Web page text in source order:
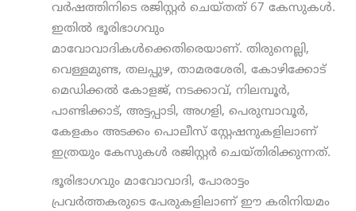
വര്‍ഷത്തിനിടെ രജിസ്റ്റര്‍ ചെയ്തത് 67 കേസുകള്‍.
ഇതില്‍ ഭൂരിഭാഗവും
മാവോവാദികള്‍ക്കെതിരെയാണ്. തിരുനെല്ലി,
വെള്ളമുണ്ട, തലപ്പുഴ, താമരശേരി, കോഴിക്കോട്
മെഡിക്കല്‍ കോളജ്, നടക്കാവ്, നിലമ്പൂര്‍,
പാണ്ടിക്കാട്, അട്ടപ്പാടി, അഗളി, പെരുമ്പാവൂര്‍,
കേളകം അടക്കം പൊലീസ് സ്റ്റേഷനുകളിലാണ്
ഇത്രയും കേസുകള്‍ രജിസ്റ്റര്‍ ചെയ്തിരിക്കുന്നത്.
ഭൂരിഭാഗവും മാവോവാദി, പോരാട്ടം
പ്രവര്‍ത്തകരുടെ പേരുകളിലാണ് ഈ കരിനിയമം